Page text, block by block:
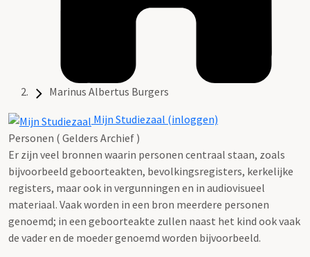
Marinus Albertus Burgers
Mijn Studiezaal (inloggen)
Personen ( Gelders Archief )
Er zijn veel bronnen waarin personen centraal staan, zoals
bijvoorbeeld geboorteakten, bevolkingsregisters, kerkelijke
registers, maar ook in vergunningen en in audiovisueel
materiaal. Vaak worden in een bron meerdere personen
genoemd; in een geboorteakte zullen naast het kind ook vaak
de vader en de moeder genoemd worden bijvoorbeeld.